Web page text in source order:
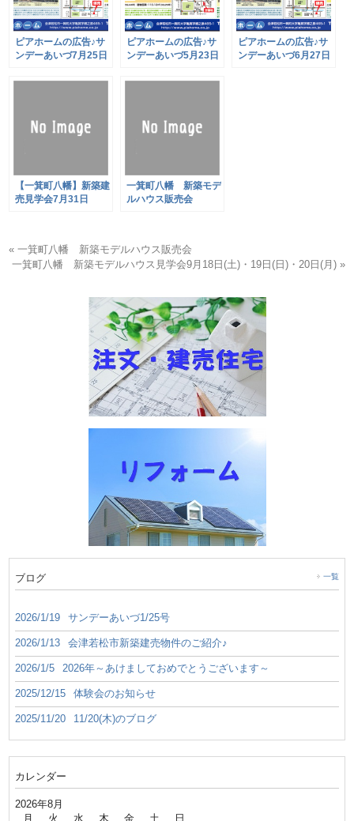
ピアホームの広告♪サ
ンデーあいづ7月25日
ピアホームの広告♪サ
ンデーあいづ5月23日
ピアホームの広告♪サ
ンデーあいづ6月27日
【一箕町八幡】新築建
売見学会7月31日
一箕町八幡 新築モデ
ルハウス販売会
« 一箕町八幡 新築モデルハウス販売会
一箕町八幡 新築モデルハウス見学会9月18日(土)・19日(日)・20日(月) »
ブログ 一覧
2026/1/19 サンデーあいづ1/25号
2026/1/13 会津若松市新築建売物件のご紹介♪
2026/1/5 2026年～あけましておめでとうございます～
2025/12/15 体験会のお知らせ
2025/11/20 11/20(木)のブログ
カレンダー
2026年8月
月 火 水 木 金 土 日